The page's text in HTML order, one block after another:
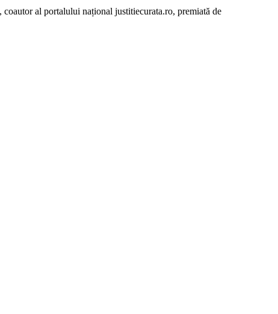
al portalului național justitiecurata.ro, premiată de